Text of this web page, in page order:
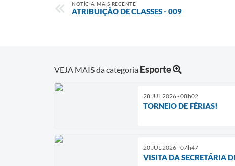
NOTÍCIA MAIS RECENTE
ATRIBUIÇÃO DE CLASSES - 009
VEJA MAIS da categoria Esporte
28 JUL 2026 - 08h02
TORNEIO DE FÉRIAS!
20 JUL 2026 - 07h47
VISITA DA SECRETÁRIA